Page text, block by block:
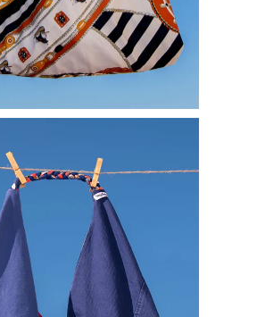
REVERSIBLE
UPCYCLÉ
91,00